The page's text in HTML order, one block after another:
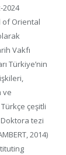
2024
of Oriental
Vakfı
Türkiye’nin
ve
çeşitli
tezi
2014)